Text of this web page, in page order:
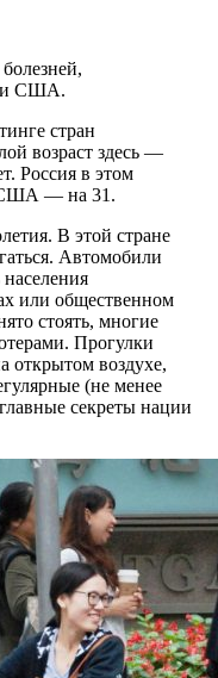
и США.
стран
возраст здесь —
Россия в этом
США — на 31.
В этой стране
Автомобили
населения
или общественном
стоять, многие
Прогулки
открытом воздухе,
(не менее
секреты нации